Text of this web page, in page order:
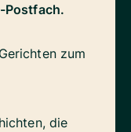
Postfach.
zum
die